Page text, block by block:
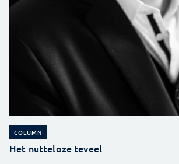
COLUMN
Het nutteloze teveel